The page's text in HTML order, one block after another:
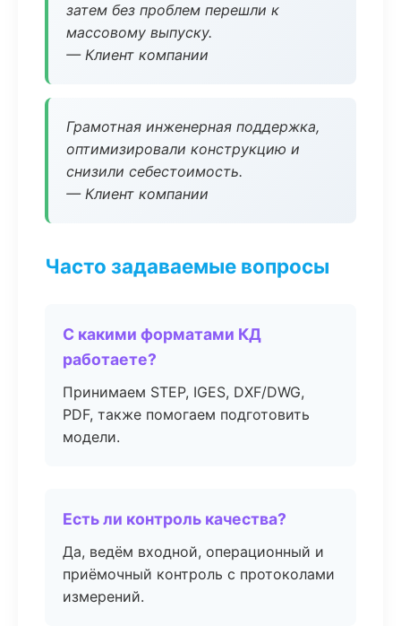
затем без проблем перешли к
массовому выпуску.
— Клиент компании
Грамотная инженерная поддержка,
оптимизировали конструкцию и
снизили себестоимость.
— Клиент компании
Часто задаваемые вопросы
С какими форматами КД
работаете?
Принимаем STEP, IGES, DXF/DWG,
PDF, также помогаем подготовить
модели.
Есть ли контроль качества?
Да, ведём входной, операционный и
приёмочный контроль с протоколами
измерений.